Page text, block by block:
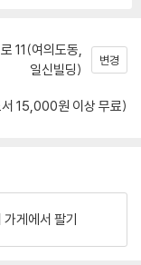
11(여의도동,
일신빌딩)
변경
15,000원 이상 무료)
가게에서 팔기